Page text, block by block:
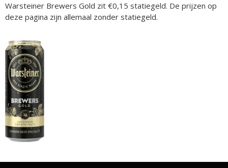
Warsteiner Brewers Gold zit €0,15 statiegeld. De prijzen op
deze pagina zijn allemaal zonder statiegeld.